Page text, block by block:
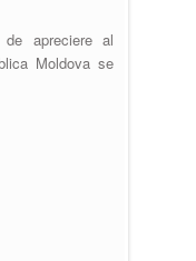
apreciere al
Moldova se